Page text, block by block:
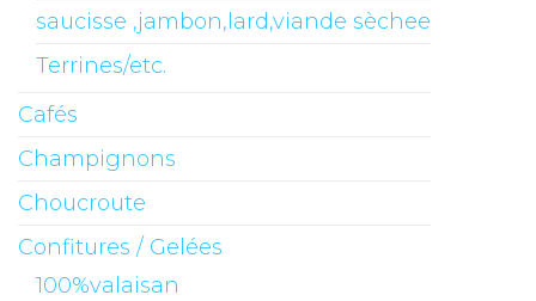
saucisse ,jambon,lard,viande sèchee
Terrines/etc.
Cafés
Champignons
Choucroute
Confitures / Gelées
100%valaisan